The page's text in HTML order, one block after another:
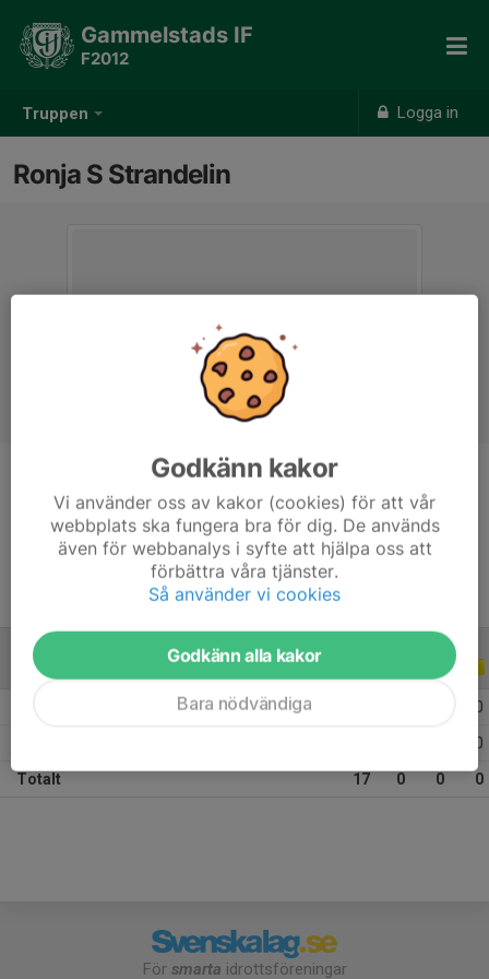
Truppen Logga in
Gammelstads IF
F2012
Ronja S Strandelin
Ålder
14 år
ALLA SERIER
0
0
Totalt 17 0 0 0
För smarta idrottsföreningar
Godkänn kakor
Vi använder oss av kakor (cookies) för att vår
webbplats ska fungera bra för dig. De används
även för webbanalys i syfte att hjälpa oss att
förbättra våra tjänster.
Så använder vi cookies
Godkänn alla kakor
Bara nödvändiga